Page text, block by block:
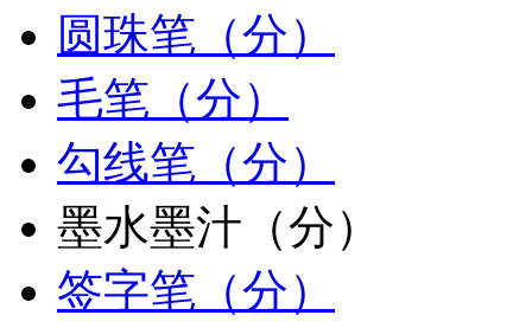
圆珠笔（分）
毛笔（分）
勾线笔（分）
墨水墨汁（分）
签字笔（分）